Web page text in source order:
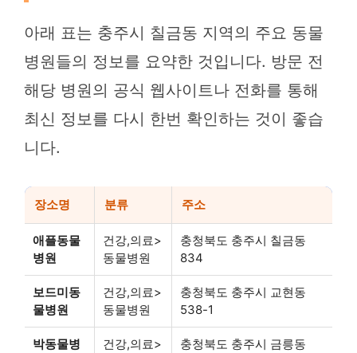
아래 표는 충주시 칠금동 지역의 주요 동물
병원들의 정보를 요약한 것입니다. 방문 전
해당 병원의 공식 웹사이트나 전화를 통해
최신 정보를 다시 한번 확인하는 것이 좋습
니다.
장소명 분류 주소
애플동물
병원
건강,의료>
동물병원
충청북도 충주시 칠금동
834
보드미동
물병원
건강,의료>
동물병원
충청북도 충주시 교현동
538-1
박동물병
건강,의료>
충청북도 충주시 금릉동